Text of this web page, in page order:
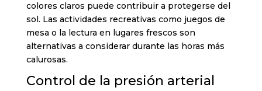
colores claros puede contribuir a protegerse del
sol. Las actividades recreativas como juegos de
mesa o la lectura en lugares frescos son
alternativas a considerar durante las horas más
calurosas.
Control de la presión arterial